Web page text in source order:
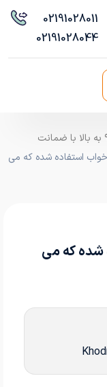
02191028011
02191028044
خودرو شاپ، خرید و فروش خودرو اقساطی مدل ۹۰ به بالا با ضمانت
خواب استفاده شده که می
شده که می